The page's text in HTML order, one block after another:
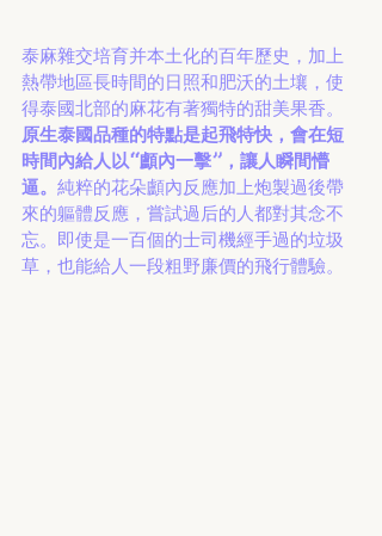
泰麻雜交培育并本土化的百年歷史，加上
熱帶地區長時間的日照和肥沃的土壤，使
得泰國北部的麻花有著獨特的甜美果香。
原生泰國品種的特點是起飛特快，會在短
時間內給人以“顱內一擊”，讓人瞬間懵
逼。 純粹的花朵顱內反應加上炮製過後帶
來的軀體反應，嘗試過后的人都對其念不
忘。即使是一百個的士司機經手過的垃圾
草，也能給人一段粗野廉價的飛行體驗。